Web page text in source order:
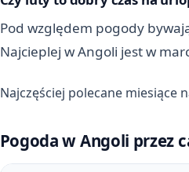
Pod względem pogody
Najcieplej w Angoli jest w
Najczęściej polecane miesiące
Pogoda w Angoli przez